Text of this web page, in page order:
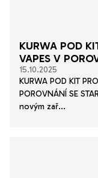
KURWA POD
VAPES V
15.10.2025
KURWA POD KIT
POROVNÁNÍ SE
novým zař...